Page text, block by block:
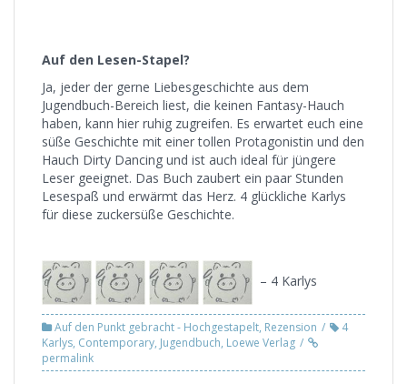
Auf den Lesen-Stapel?
Ja, jeder der gerne Liebesgeschichte aus dem
Jugendbuch-Bereich liest, die keinen Fantasy-Hauch
haben, kann hier ruhig zugreifen. Es erwartet euch eine
süße Geschichte mit einer tollen Protagonistin und den
Hauch Dirty Dancing und ist auch ideal für jüngere
Leser geeignet. Das Buch zaubert ein paar Stunden
Lesespaß und erwärmt das Herz. 4 glückliche Karlys
für diese zuckersüße Geschichte.
– 4 Karlys
Auf den Punkt gebracht - Hochgestapelt, Rezension
4
Karlys, Contemporary, Jugendbuch, Loewe Verlag
permalink